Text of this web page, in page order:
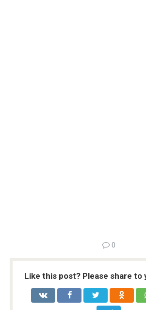
0
Like this post? Please share to